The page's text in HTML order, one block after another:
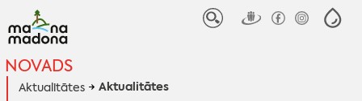
NOVADS
Aktualitātes Aktualitātes